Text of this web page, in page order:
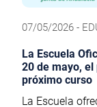
07/05/2026 -
La Escuela
20 de mayo,
próximo curso
La Escuela